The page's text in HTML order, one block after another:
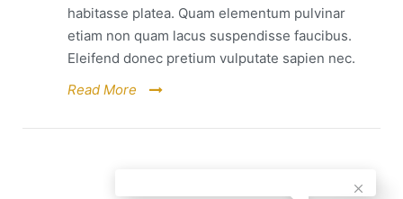
habitasse platea. Quam elementum pulvinar
etiam non quam lacus suspendisse faucibus.
Eleifend donec pretium vulputate sapien nec.
Read More